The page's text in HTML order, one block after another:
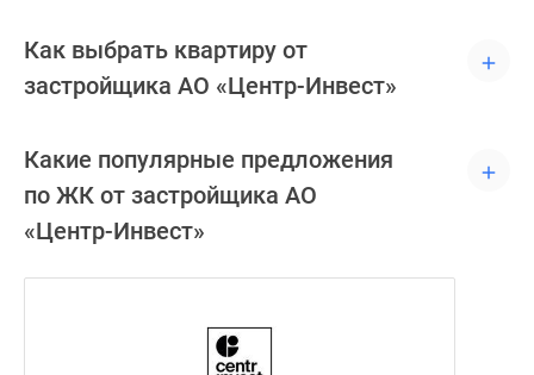
Как выбрать квартиру от
застройщика АО «Центр-Инвест»
Какие популярные предложения
по ЖК от застройщика АО
«Центр-Инвест»